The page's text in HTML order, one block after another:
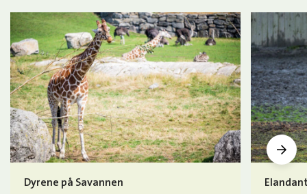
Dyrene på Savannen